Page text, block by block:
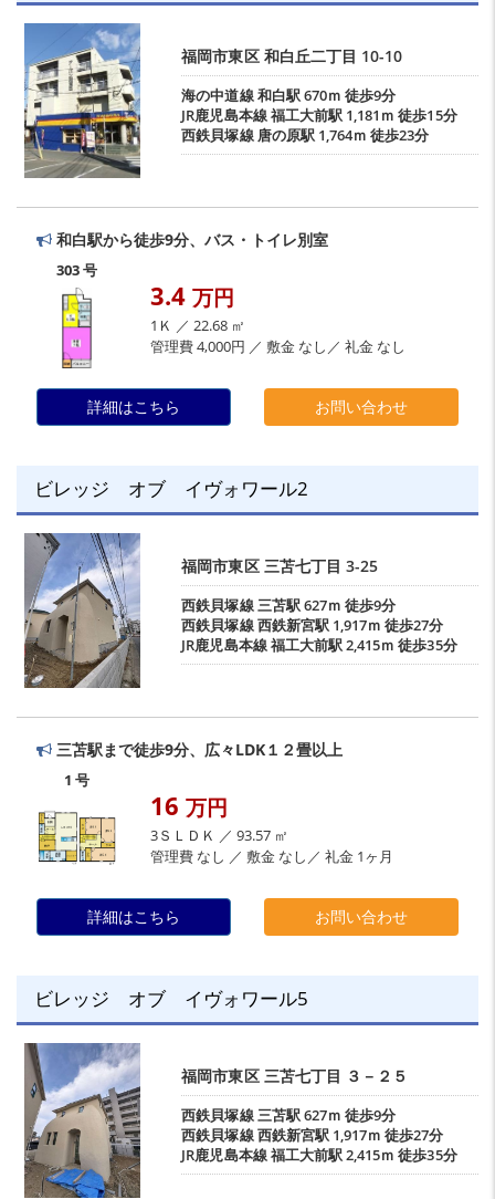
福岡市東区 和白丘二丁目 10-10
海の中道線和白駅670ｍ 徒歩9分
JR鹿児島本線福工大前駅1,181ｍ 徒歩15分
西鉄貝塚線 唐の原駅1,764ｍ 徒歩23分
和白駅から徒歩9分、バス・トイレ別室
303 号
3.4 万円
1Ｋ ／ 22.68 ㎡
管理費 4,000円 ／ 敷金 なし／ 礼金 なし
詳細はこちら お問い合わせ
ビレッジ オブ イヴォワール2
福岡市東区 三苫七丁目 3-25
西鉄貝塚線三苫駅627ｍ 徒歩9分
西鉄貝塚線西鉄新宮駅1,917ｍ 徒歩27分
JR鹿児島本線福工大前駅2,415ｍ 徒歩35分
三苫駅まで徒歩9分、広々LDK１２畳以上
1 号
16 万円
3ＳＬＤＫ ／ 93.57 ㎡
管理費 なし ／ 敷金 なし／ 礼金 1ヶ月
詳細はこちら お問い合わせ
ビレッジ オブ イヴォワール5
福岡市東区 三苫七丁目 ３－２５
西鉄貝塚線三苫駅627ｍ 徒歩9分
西鉄貝塚線西鉄新宮駅1,917ｍ 徒歩27分
JR鹿児島本線福工大前駅2,415ｍ 徒歩35分